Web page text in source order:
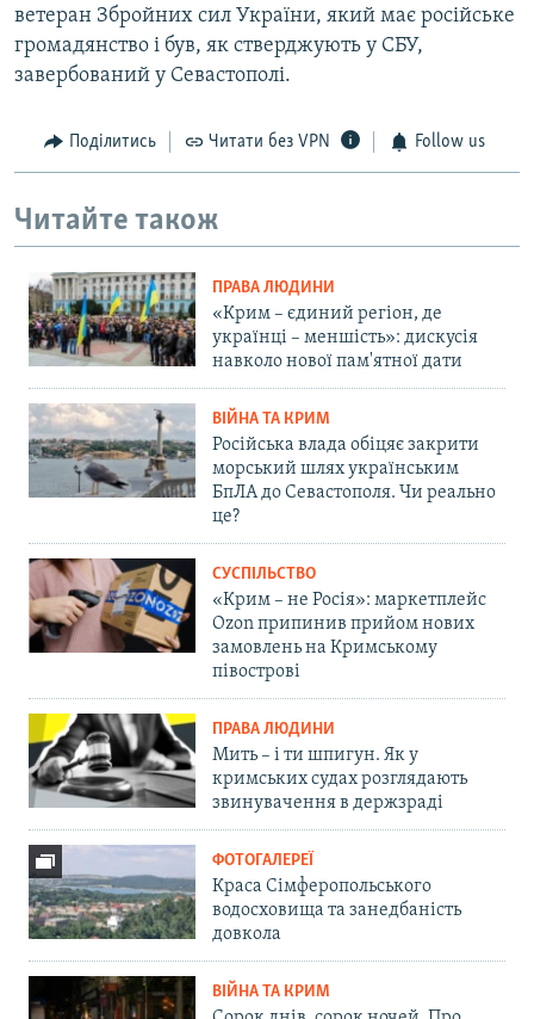
ветеран Збройних сил України, який має російське
громадянство і був, як стверджують у СБУ,
завербований у Севастополі.
Поділитись Читати без VPN Follow us
Читайте також
ПРАВА ЛЮДИНИ
«Крим – єдиний регіон, де
українці – меншість»: дискусія
навколо нової пам'ятної дати
ВІЙНА ТА КРИМ
Російська влада обіцяє закрити
морський шлях українським
БпЛА до Севастополя. Чи реально
це?
СУСПІЛЬСТВО
«Крим – не Росія»: маркетплейс
Ozon припинив прийом нових
замовлень на Кримському
півострові
ПРАВА ЛЮДИНИ
Мить – і ти шпигун. Як у
кримських судах розглядають
звинувачення в держзраді
ФОТОГАЛЕРЕЇ
Краса Сімферопольського
водосховища та занедбаність
довкола
ВІЙНА ТА КРИМ